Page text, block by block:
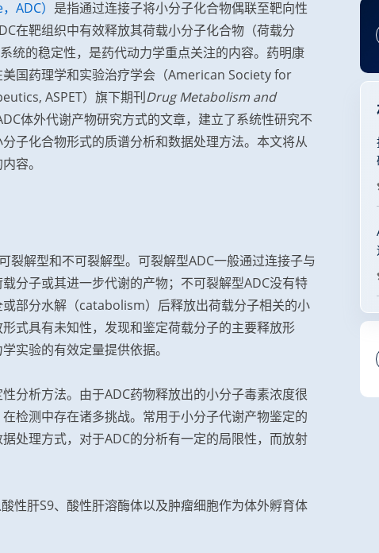
ADC） 是指通过连接子将小分子化合物偶联至靶向性
在靶组织中有效释放其荷载小分子化合物（荷载分
统的稳定性，是药代动力学重点关注的内容。药明康
国药理学和实验治疗学会（American Society for
ASPET）旗下期刊Drug Metabolism and
体外代谢产物研究方式的文章，建立了系统性研究不
子化合物形式的质谱分析和数据处理方法。本文将从
容。
裂解型和不可裂解型。可裂解型ADC一般通过连接子与
分子或其进一步代谢的产物；不可裂解型ADC没有特
部分水解（catabolism）后释放出荷载分子相关的小
式具有未知性，发现和鉴定荷载分子的主要释放形
实验的有效定量提供依据。
分析方法。由于ADC药物释放出的小分子毒素浓度很
检测中存在诸多挑战。常用于小分子代谢产物鉴定的
处理方式，对于ADC的分析有一定的局限性，而放射
性肝S9、酸性肝溶酶体以及肿瘤细胞作为体外孵育体